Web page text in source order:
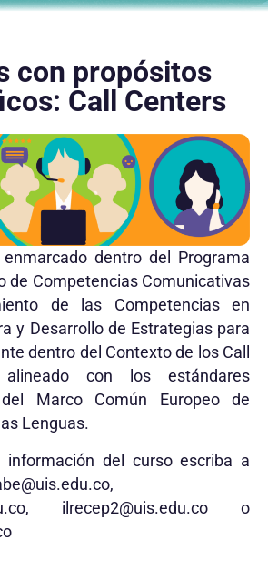
con propósitos
Call Centers
dentro del Programa
de Competencias Comunicativas
de las Competencias en
y Desarrollo de Estrategias para
dentro del Contexto de los Call
con los estándares
del Marco Común Europeo de
Lenguas.
información del curso escriba a
,
, ilrecep2@uis.edu.co o